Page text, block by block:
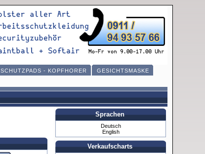
SCHUTZPADS - KOPFHORER
GESICHTSMASKE
Sprachen
Deutsch
English
Verkaufscharts